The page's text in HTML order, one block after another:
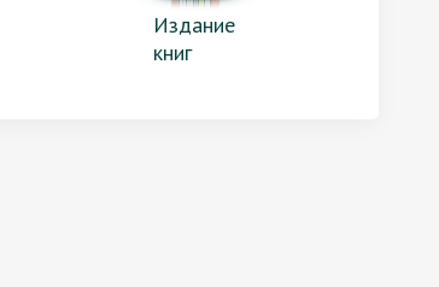
Издание
книг